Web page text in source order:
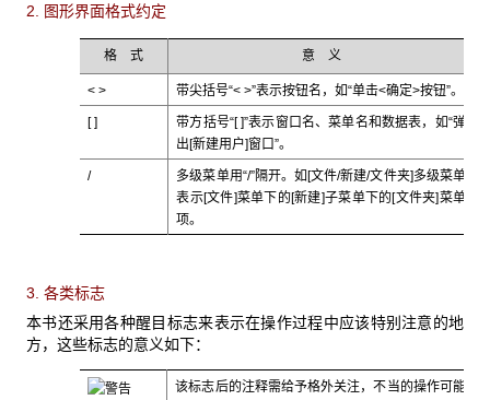
2. 图形界面格式约定
格 式 意 义
< > 带尖括号“< >”表示按钮名，如“单击<确定>按钮”。
[ ]
带方括号“[ ]”表示窗口名、菜单名和数据表，如“弹
出[新建用户]窗口”。
/
多级菜单用“/”隔开。如[文件/新建/文件夹]多级菜单
表示[文件]菜单下的[新建]子菜单下的[文件夹]菜单
项。
3. 各类标志
本书还采用各种醒目标志来表示在操作过程中应该特别注意的地
方，这些标志的意义如下：
该标志后的注释需给予格外关注，不当的操作可能